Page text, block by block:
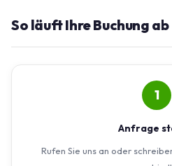
So läuft Ihre Buchung ab
1
Anfrage
Rufen Sie uns an oder